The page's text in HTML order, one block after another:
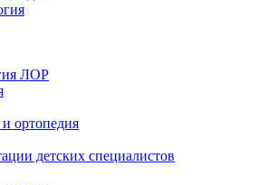
ЛОР
ортопедия
детских специалистов